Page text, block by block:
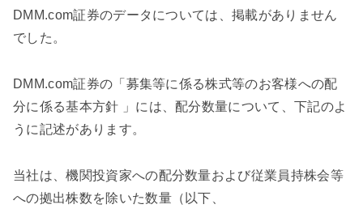
DMM.com証券のデータについては、掲載がありません
でした。
DMM.com証券の「募集等に係る株式等のお客様への配
分に係る基本方針 」には、配分数量について、下記のよ
うに記述があります。
当社は、機関投資家への配分数量および従業員持株会等
への拠出株数を除いた数量（以下、